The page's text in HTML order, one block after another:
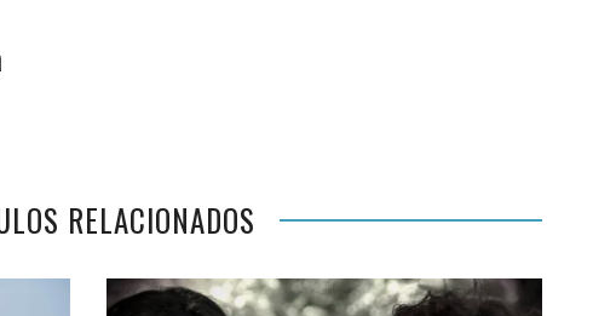
RELACIONADOS